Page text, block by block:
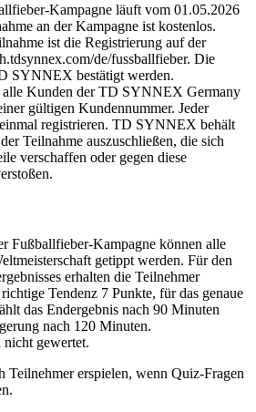
Kampagne läuft vom 01.05.2026
an der Kampagne ist kostenlos.
ist die Registrierung auf der
de/fussballfieber. Die
SYNNEX bestätigt werden.
alle Kunden der TD SYNNEX Germany
gültigen Kundennummer. Jeder
registrieren. TD SYNNEX behält
Teilnahme auszuschließen, die sich
verschaffen oder gegen diese
Fußballfieber-Kampagne können alle
getippt werden. Für den
erhalten die Teilnehmer
Tendenz 7 Punkte, für das genaue
das Endergebnis nach 90 Minuten
nach 120 Minuten.
nicht gewertet.
Teilnehmer erspielen, wenn Quiz-Fragen